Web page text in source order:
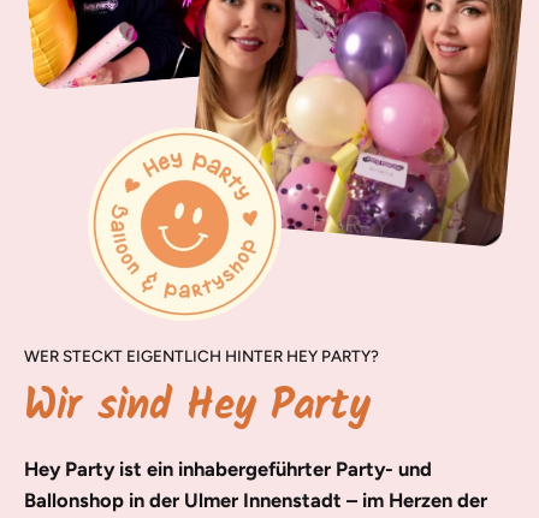
WER STECKT EIGENTLICH HINTER HEY PARTY?
Wir sind Hey Party
Hey Party ist ein inhabergeführter Party- und
Ballonshop in der Ulmer Innenstadt – im Herzen der